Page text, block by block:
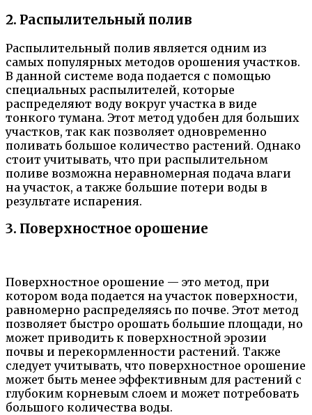
2. Распылительный полив
Распылительный полив является одним из
самых популярных методов орошения участков.
В данной системе вода подается с помощью
специальных распылителей, которые
распределяют воду вокруг участка в виде
тонкого тумана. Этот метод удобен для больших
участков, так как позволяет одновременно
поливать большое количество растений. Однако
стоит учитывать, что при распылительном
поливе возможна неравномерная подача влаги
на участок, а также большие потери воды в
результате испарения.
3. Поверхностное орошение
Поверхностное орошение — это метод, при
котором вода подается на участок поверхности,
равномерно распределяясь по почве. Этот метод
позволяет быстро орошать большие площади, но
может приводить к поверхностной эрозии
почвы и перекормленности растений. Также
следует учитывать, что поверхностное орошение
может быть менее эффективным для растений с
глубоким корневым слоем и может потребовать
большого количества воды.